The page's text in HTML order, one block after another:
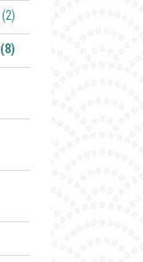
(2)
(8)